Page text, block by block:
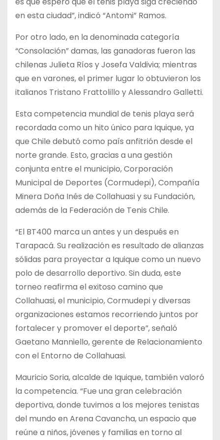
en esta ciudad”, indicó “Antomi” Ramos.
Por otro lado, en la denominada categoría
“Consolación” damas, las ganadoras fueron las
chilenas Julieta Ríos y Josefa Valdivia; mientras
que en varones, el primer lugar lo obtuvieron los
italianos Tristano Frattolillo y Alessandro Galletti.
Esta competencia mundial de tenis playa será
recordada como un hito único para Iquique, ya
que Chile debutó como país anfitrión desde el
norte grande. Esto, gracias a una gestión
conjunta entre el municipio, Corporación
Municipal de Deportes (Cormudepi), Compañía
Minera Doña Inés de Collahuasi y su Fundación,
además de la Federación de Tenis Chile.
“El BT400 marca un antes y un después en
Tarapacá. Su realización es resultado de alianzas
sólidas para proyectar a Iquique como un nuevo
polo de desarrollo deportivo. Sin duda, este
torneo reafirma el exitoso camino que
Collahuasi, el municipio, Cormudepi y diversas
organizaciones estamos recorriendo juntos por
fortalecer y promover el deporte”, señaló
Gaetano Manniello, gerente de Relacionamiento
con el Entorno de Collahuasi.
Mauricio Soria, alcalde de Iquique, también valoró
la competencia. “Fue una gran celebración
deportiva, donde tuvimos a los mejores tenistas
del mundo en Arena Cavancha, un espacio que
reúne a niños, jóvenes y familias en torno al